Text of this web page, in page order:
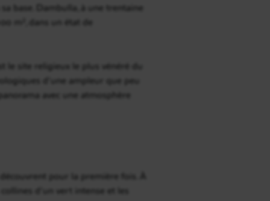
base. Dambulla, à une trentaine
m², dans un état de
site religieux le plus vénéré du
d’une ampleur que peu
avec une atmosphère
pour la première fois. À
d’un vert intense et les